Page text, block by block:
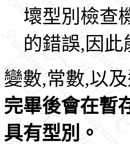
壞型別檢查
的錯誤,因此
變數,常數,以
完畢後會在暫
具有型別。